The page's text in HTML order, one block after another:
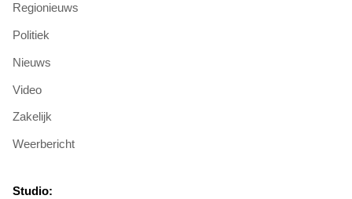
Regionieuws
Politiek
Nieuws
Video
Zakelijk
Weerbericht
Studio: